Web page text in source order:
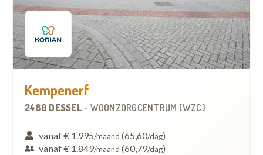
Kempenerf
2480 DESSEL - WOONZORGCENTRUM (WZC)
vanaf € 1.995/maand (65,60/dag)
vanaf € 1.849/maand (60,79/dag)